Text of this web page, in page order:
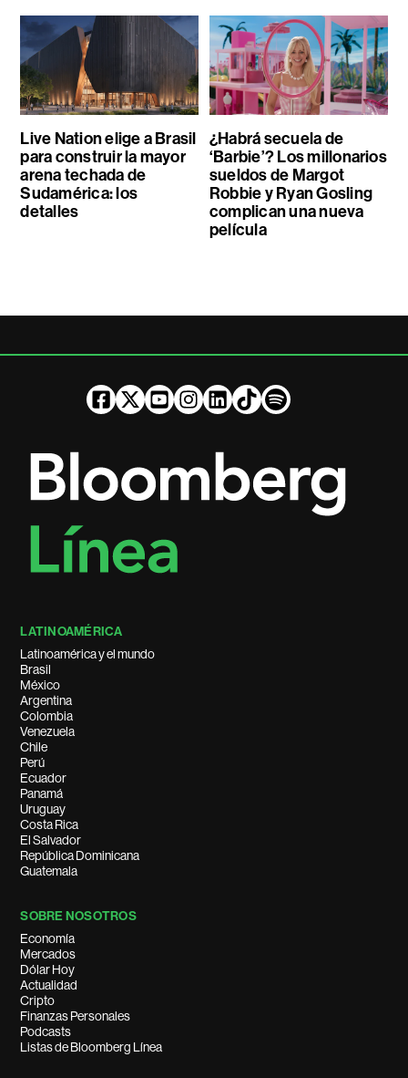
Live Nation elige a Brasil
para construir la mayor
arena techada de
Sudamérica: los
detalles
¿Habrá secuela de
‘Barbie’? Los millonarios
sueldos de Margot
Robbie y Ryan Gosling
complican una nueva
película
LATINOAMÉRICA
Latinoamérica y el mundo
Brasil
México
Argentina
Colombia
Venezuela
Chile
Perú
Ecuador
Panamá
Uruguay
Costa Rica
El Salvador
República Dominicana
Guatemala
SOBRE NOSOTROS
Economía
Mercados
Dólar Hoy
Actualidad
Cripto
Finanzas Personales
Podcasts
Listas de Bloomberg Línea